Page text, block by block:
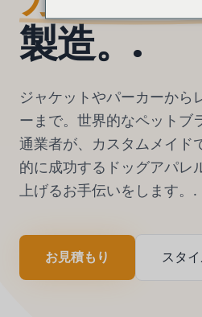
製造。.
ジャケットやパーカーから
ーまで。世界的なペットブ
通業者が、カスタムメイド
的に成功するドッグアパレ
上げるお手伝いをします。.
お見積もり スタ